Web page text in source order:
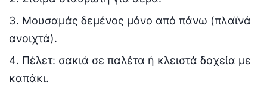
Μουσαμάς δεμένος μόνο από πάνω (πλαϊνά
ανοιχτά).
Πέλετ: σακιά σε παλέτα ή κλειστά δοχεία με
καπάκι.